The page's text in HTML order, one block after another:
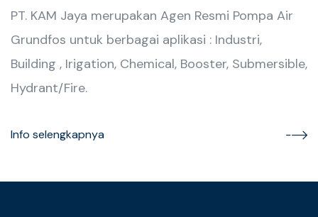
PT. KAM Jaya merupakan Agen Resmi Pompa Air
Grundfos untuk berbagai aplikasi : Industri,
Building , Irigation, Chemical, Booster, Submersible,
Hydrant/Fire.
Info selengkapnya